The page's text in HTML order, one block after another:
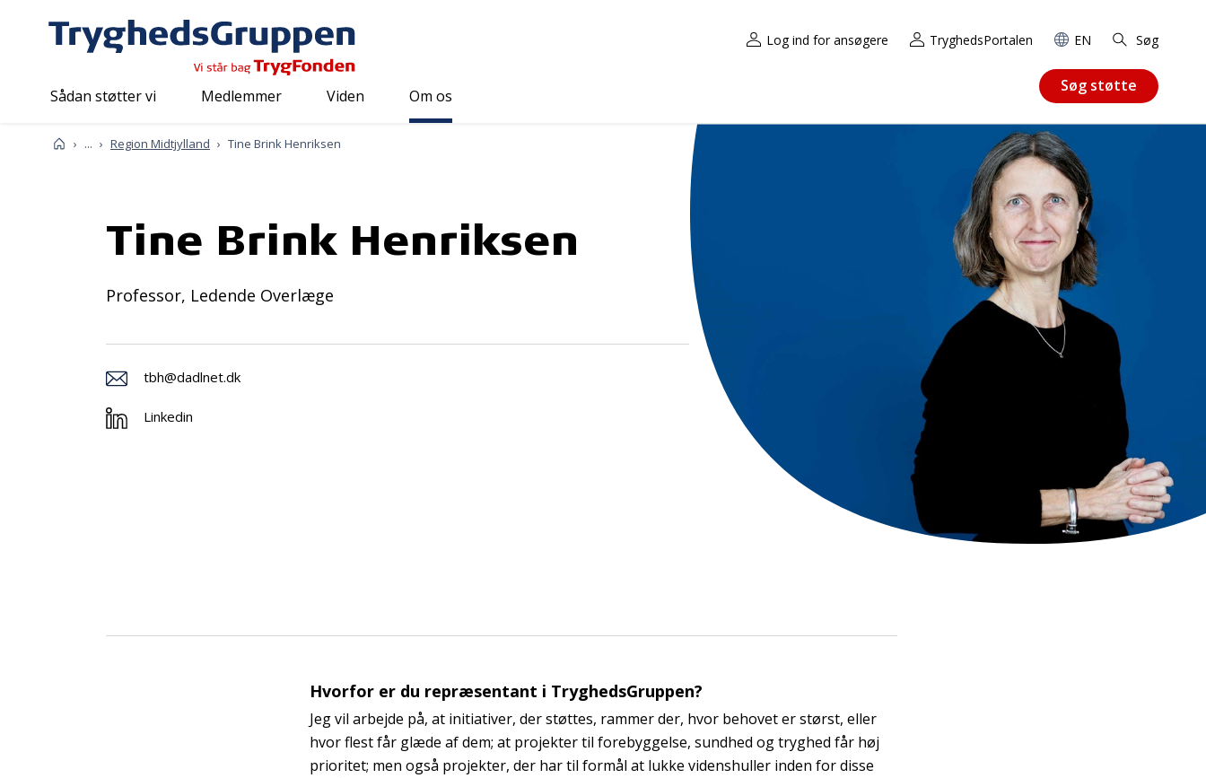
Log ind for ansøgere TryghedsPortalen EN Søg
Sådan støtter vi Medlemmer Viden Om os
Søg støtte
Forside
...
Om os
Mød os
RepræsentanterRegion Midtjylland Tine Brink Henriksen
Tine Brink Henriksen
Professor, Ledende Overlæge
tbh@dadlnet.dk
Linkedin
Hvorfor er du repræsentant i TryghedsGruppen?
Jeg vil arbejde på, at initiativer, der støttes, rammer der, hvor behovet er størst, eller
hvor flest får glæde af dem; at projekter til forebyggelse, sundhed og tryghed får høj
prioritet; men også projekter, der har til formål at lukke videnshuller inden for disse